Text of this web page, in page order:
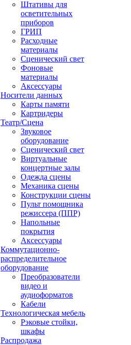
Штативы для
осветительных
приборов
ГРИП
Расходные
материалы
Сценический свет
Фоновые
материалы
Аксессуары
Носители данных
Карты памяти
Картридеры
Театр/Сцена
Звуковое
оборудование
Сценический свет
Виртуальные
концертные залы
Одежда сцены
Механика сцены
Конструкции сцены
Пульт помощника
режиссера (ППР)
Напольные
покрытия
Аксессуары
Коммутационно-
распределительное
оборудование
Преобразователи
видео и
аудиоформатов
Кабели
Технологическая мебель
Рэковые стойки,
шкафы
Распродажа